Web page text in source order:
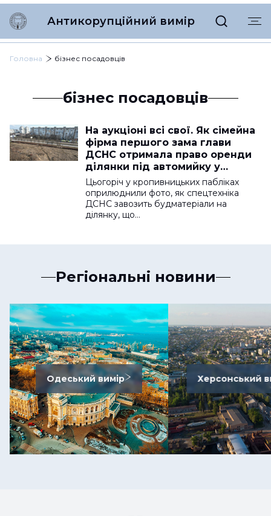
Антикорупційний вимір
Головна бізнес посадовців
бізнес посадовців
На аукціоні всі свої. Як сімейна
фірма першого зама глави
ДСНС отримала право оренди
ділянки під автомийку у
Кропивницькому
Цьогоріч у кропивницьких пабліках
оприлюднили фото, як спецтехніка
ДСНС завозить будматеріали на
ділянку, що…
Регіональні новини
Одеський вимір Херсонський